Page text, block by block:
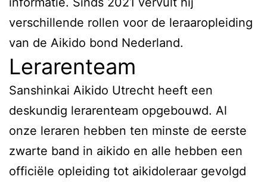
verschillende rollen voor de leraaropleiding
van de Aikido bond Nederland.
Lerarenteam
Sanshinkai Aikido Utrecht heeft een
deskundig lerarenteam opgebouwd. Al
onze leraren hebben ten minste de eerste
zwarte band in aikido en alle hebben een
officiële opleiding tot aikidoleraar gevolgd